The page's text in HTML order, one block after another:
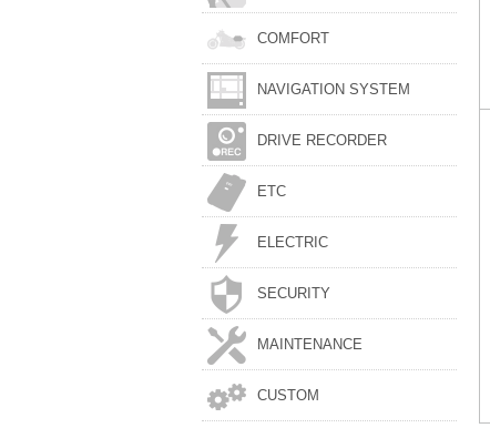
COMFORT
NAVIGATION SYSTEM
DRIVE RECORDER
ETC
ELECTRIC
SECURITY
MAINTENANCE
CUSTOM